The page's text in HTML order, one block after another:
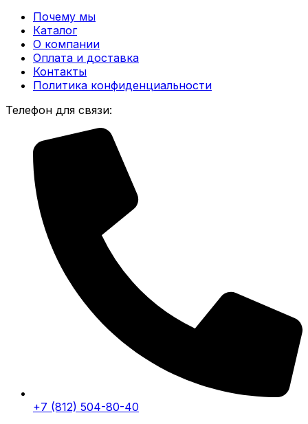
Почему мы
Каталог
О компании
Оплата и доставка
Контакты
Политика конфиденциальности
Телефон для связи:
+7 (812) 504-80-40